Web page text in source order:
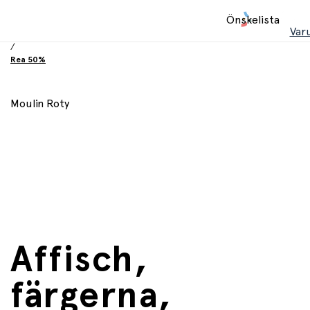
Önskelista
/
Rea 50%
Moulin Roty
Affisch,
färgerna,